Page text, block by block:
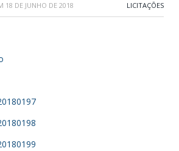
18 DE JUNHO DE 2018 LICITAÇÕES